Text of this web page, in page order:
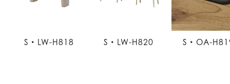
S・LW-H818 S・LW-H820 S・OA-